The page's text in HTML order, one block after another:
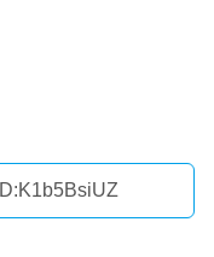
ID:K1b5BsiUZ